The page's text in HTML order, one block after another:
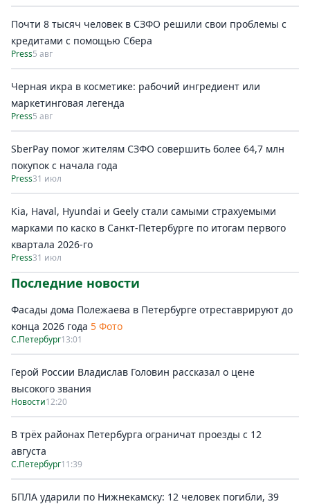
Почти 8 тысяч человек в СЗФО решили свои проблемы с
кредитами с помощью Сбера
Press5 авг
Черная икра в косметике: рабочий ингредиент или
маркетинговая легенда
Press5 авг
SberPay помог жителям СЗФО совершить более 64,7 млн
покупок c начала года
Press31 июл
Kia, Haval, Hyundai и Geely стали самыми страхуемыми
марками по каско в Санкт-Петербурге по итогам первого
квартала 2026-го
Press31 июл
Последние новости
Фасады дома Полежаева в Петербурге отреставрируют до
конца 2026 года 5 Фото
С.Петербург13:01
Герой России Владислав Головин рассказал о цене
высокого звания
Новости12:20
В трёх районах Петербурга ограничат проезды с 12
августа
С.Петербург11:39
БПЛА ударили по Нижнекамску: 12 человек погибли, 39